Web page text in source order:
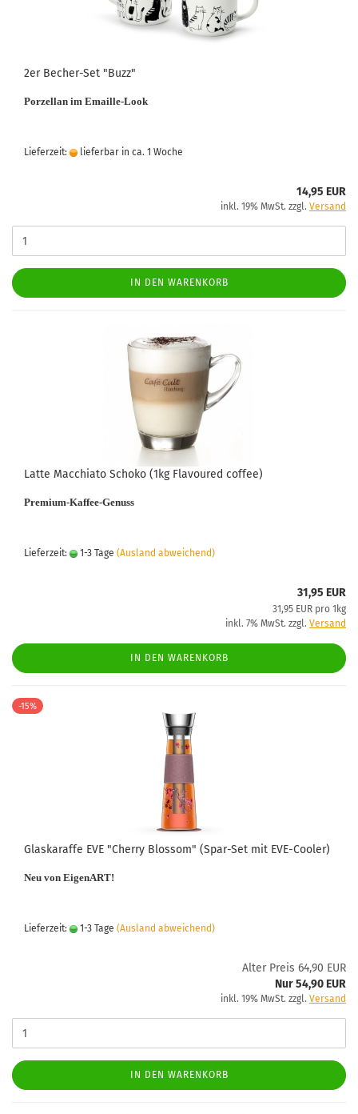
2er Becher-Set "Buzz"
Porzellan im Emaille-Look
Lieferzeit: lieferbar in ca. 1 Woche
14,95 EUR
inkl. 19% MwSt. zzgl. Versand
IN DEN WARENKORB
Latte Macchiato Schoko (1kg Flavoured coffee)
Premium-Kaffee-Genuss
Lieferzeit: 1-3 Tage (Ausland abweichend)
31,95 EUR
31,95 EUR pro 1kg
inkl. 7% MwSt. zzgl. Versand
IN DEN WARENKORB
-15%
Glaskaraffe EVE "Cherry Blossom" (Spar-Set mit EVE-Cooler)
Neu von EigenART!
Lieferzeit: 1-3 Tage (Ausland abweichend)
Alter Preis 64,90 EUR
Nur 54,90 EUR
inkl. 19% MwSt. zzgl. Versand
IN DEN WARENKORB